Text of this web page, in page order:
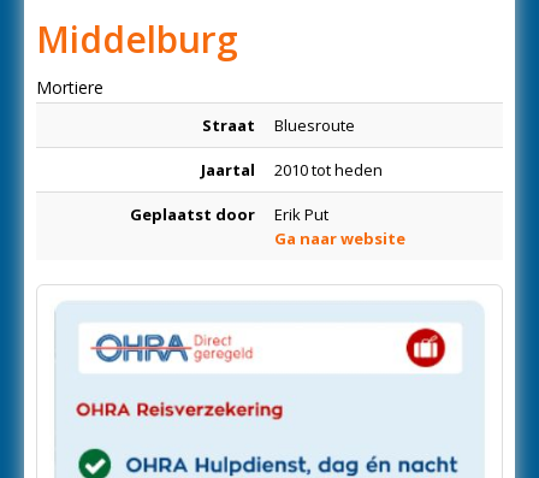
Middelburg
Mortiere
Straat Bluesroute
Jaartal 2010 tot heden
Geplaatst door
Erik Put
Ga naar website